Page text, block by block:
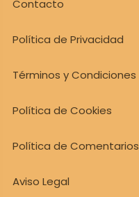
Contacto
Política de Privacidad
Términos y Condiciones
Política de Cookies
Política de Comentarios
Aviso Legal